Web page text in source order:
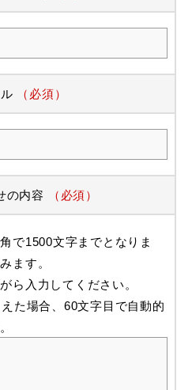
（必須）
の内容 （必須）
で1500文字までとなりま
ます。
ら入力してください。
た場合、60文字目で自動的